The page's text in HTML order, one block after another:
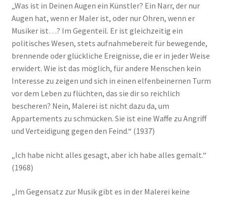
„Was ist in Deinen Augen ein Künstler? Ein Narr, der nur
Augen hat, wenn er Maler ist, oder nur Ohren, wenn er
Musiker ist…? Im Gegenteil. Er ist gleichzeitig ein
politisches Wesen, stets aufnahmebereit für bewegende,
brennende oder glückliche Ereignisse, die er in jeder Weise
erwidert. Wie ist das möglich, für andere Menschen kein
Interesse zu zeigen und sich in einen elfenbeinernen Turm
vor dem Leben zu flüchten, das sie dir so reichlich
bescheren? Nein, Malerei ist nicht dazu da, um
Appartements zu schmücken. Sie ist eine Waffe zu Angriff
und Verteidigung gegen den Feind.“ (1937)
„Ich habe nicht alles gesagt, aber ich habe alles gemalt.“
(1968)
„Im Gegensatz zur Musik gibt es in der Malerei keine